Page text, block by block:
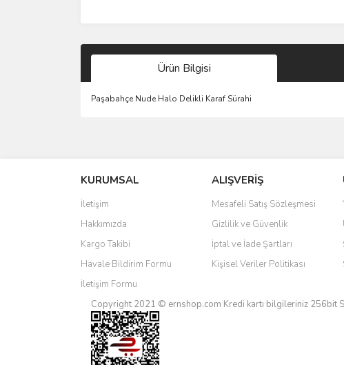
Ürün Bilgisi
Paşabahçe Nude Halo Delikli Karaf Sürahi
Ürün resmi kalitesiz, bozuk veya görüntülenemiyor.
Ürün açıklamasında eksik bilgiler bulunuyor.
Ürün bilgilerinde hatalar bulunuyor.
Ürün fiyatı diğer sitelerden daha pahalı.
Bu ürüne benzer farklı alternatifler olmalı.
KURUMSAL
İletişim
Hakkımızda
Kargo Takibi
Havale Bildirim Formu
İletişim Formu
ALIŞVERİŞ
Mesafeli Satış Sözleşmesi
Gizlilik ve Güvenlik
İptal ve İade Şartları
Kişisel Veriler Politikası
Copyright 2021 © ernshop.com Kredi kartı bilgileriniz 256bit